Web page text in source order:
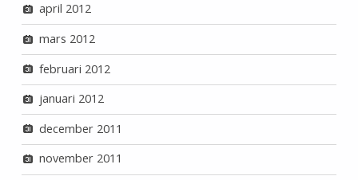
april 2012
mars 2012
februari 2012
januari 2012
december 2011
november 2011